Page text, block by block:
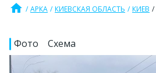
home АРКА КИЕВСКАЯ ОБЛАСТЬ КИЕВ
Фото Схема